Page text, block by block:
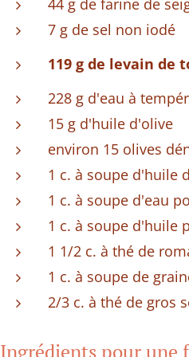
44 g de farine de
7 g de sel non iodé
119 g de levain de
228 g d'eau à
15 g d'huile d'olive
environ 15 olives
1 c. à soupe d'huile
1 c. à soupe d'eau
1 c. à soupe d'huile
1 1/2 c. à thé de
1 c. à soupe de
2/3 c. à thé de gros
Ingrédients pour une